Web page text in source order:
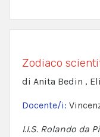
Zodiaco
di Anita Bedin ,
Docente/i:
I.I.S. Rolando da